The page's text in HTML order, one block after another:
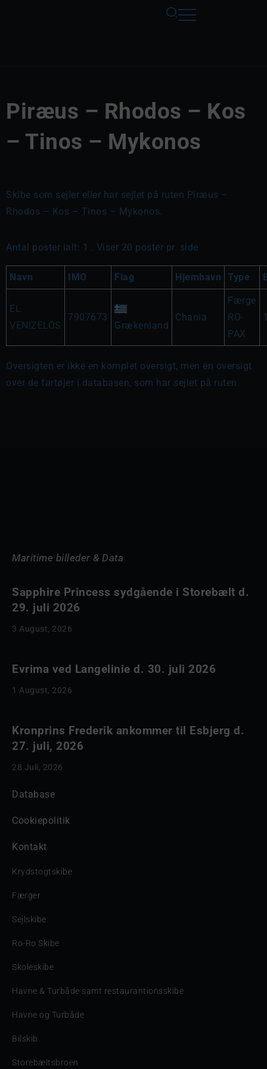
Piræus – Rhodos – Kos
– Tinos – Mykonos
Skibe som sejler eller har sejlet på ruten Piræus –
Rhodos – Kos – Tinos – Mykonos.
Antal poster ialt: 1 . Viser 20 poster pr. side
Navn IMO Flag Hjemhavn Type
EL.
VENIZELOS
7907673
Grækenland
Chania
Færge
RO-
PAX
Oversigten er ikke en komplet oversigt, men en oversigt
over de fartøjer i databasen, som har sejlet på ruten.
Maritime billeder & Data
Sapphire Princess sydgående i Storebælt d.
29. juli 2026
3 August, 2026
Evrima ved Langelinie d. 30. juli 2026
1 August, 2026
Kronprins Frederik ankommer til Esbjerg d.
27. juli, 2026
28 Juli, 2026
Database
Cookiepolitik
Kontakt
Krydstogtskibe
Færger
Sejlskibe
Ro-Ro Skibe
Skoleskibe
Havne & Turbåde samt restaurantionsskibe
Havne og Turbåde
Bilskib
Storebæltsbroen